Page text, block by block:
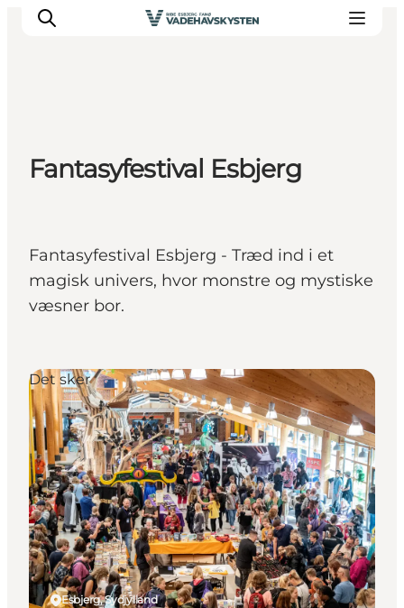
Oplev Ribe
Oplev Esbjerg
Oplev Vadehavet
Det Sker
Fantasyfestival Esbjerg
Fantasyfestival Esbjerg - Træd ind i et
magisk univers, hvor monstre og mystiske
væsner bor.
Esbjerg, Sydjylland
Det sker